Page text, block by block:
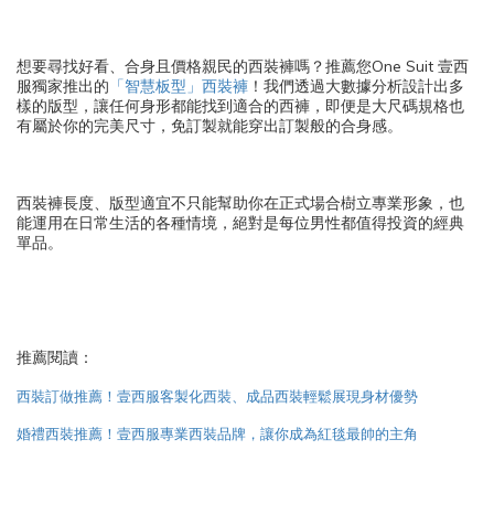
想要尋找好看、合身且價格親民的西裝褲嗎？推薦您One Suit 壹西
服獨家推出的 「智慧板型」西裝褲 ！我們透過大數據分析設計出多
樣的版型，讓任何身形都能找到適合的西褲，即便是大尺碼規格也
有屬於你的完美尺寸，免訂製就能穿出訂製般的合身感。
西裝褲長度、版型適宜不只能幫助你在正式場合樹立專業形象，也
能運用在日常生活的各種情境，絕對是每位男性都值得投資的經典
單品。
推薦閱讀：
西裝訂做推薦！壹西服客製化西裝、成品西裝輕鬆展現身材優勢
婚禮西裝推薦！壹西服專業西裝品牌，讓你成為紅毯最帥的主角